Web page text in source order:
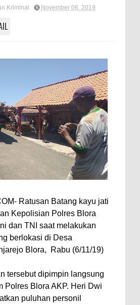
Kriminal November 06, 2019
Ratusan Batang kayu jati
Kepolisian Polres Blora
dan TNI saat melakukan
berlokasi di Desa
Blora, Rabu (6/11/19)
tersebut dipimpin langsung
Polres Blora AKP. Heri Dwi
puluhan personil